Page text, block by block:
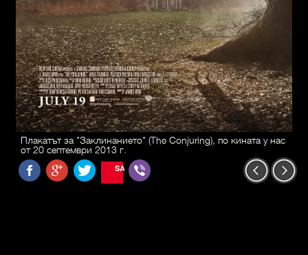
Плакатът за "Заклинанието" (The Conjuring), по кината у нас
от 20 септември 2013 г.
SAVE